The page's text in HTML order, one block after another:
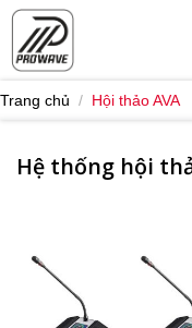
Bỏ
nội
Trang chủ / Hội thảo AVA
Hệ thống hội